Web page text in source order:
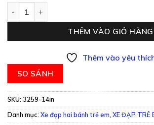
THÊM VÀO GIỎ HÀNG
Thêm vào yêu
SO SÁNH
SKU: 3259-14in
Danh mục: Xe đạp hai bánh trẻ em XE ĐẠP TRẺ